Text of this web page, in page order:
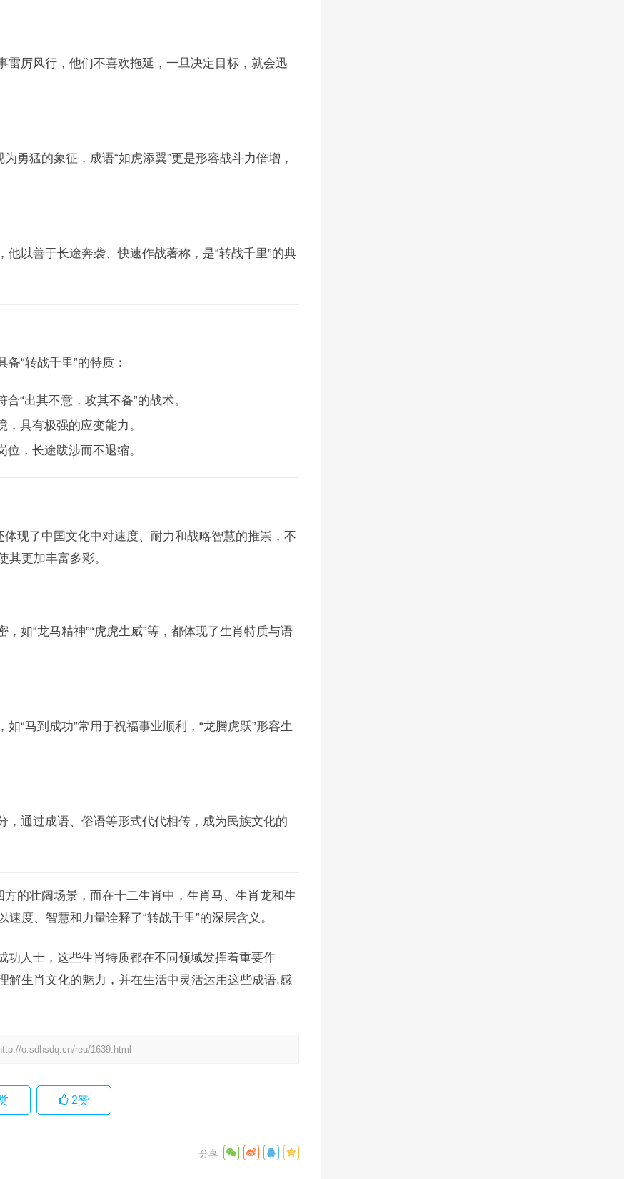
雷厉风行，他们不喜欢拖延，一旦决定目标，就会迅
勇猛的象征，成语“如虎添翼”更是形容战斗力倍增，
他以善于长途奔袭、快速作战著称，是“转战千里”的典
“转战千里”的特质：
“出其不意，攻其不备”的战术。
，具有极强的应变能力。
位，长途跋涉而不退缩。
体现了中国文化中对速度、耐力和战略智慧的推崇，不
其更加丰富多彩。
如“龙马精神”“虎虎生威”等，都体现了生肖特质与语
“马到成功”常用于祝福事业顺利，“龙腾虎跃”形容生
，通过成语、俗语等形式代代相传，成为民族文化的
的壮阔场景，而在十二生肖中，生肖马、生肖龙和生
度、智慧和力量诠释了“转战千里”的深层含义。
功人士，这些生肖特质都在不同领域发挥着重要作
解生肖文化的魅力，并在生活中灵活运用这些成语,感
o.sdhsdq.cn/reu/1639.html
2赞